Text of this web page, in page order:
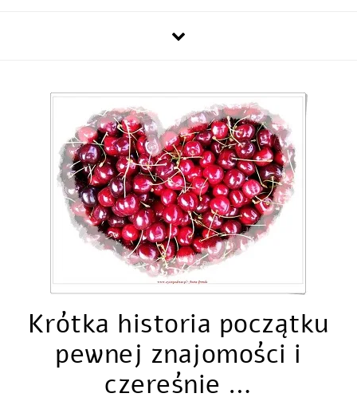
Krótka historia początku
pewnej znajomości i
czereśnie …